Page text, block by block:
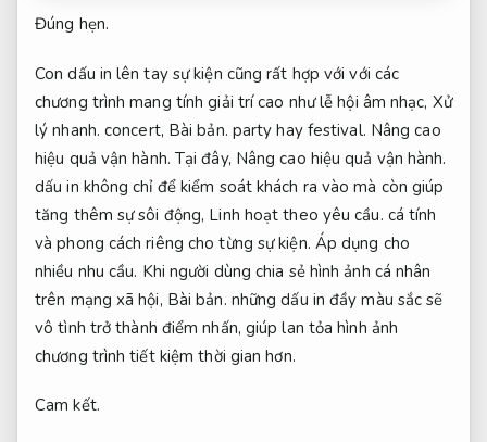
Đúng hẹn.
Con dấu in lên tay sự kiện cũng rất hợp với với các
chương trình mang tính giải trí cao như lễ hội âm nhạc, Xử
lý nhanh. concert, Bài bản. party hay festival. Nâng cao
hiệu quả vận hành. Tại đây, Nâng cao hiệu quả vận hành.
dấu in không chỉ để kiểm soát khách ra vào mà còn giúp
tăng thêm sự sôi động, Linh hoạt theo yêu cầu. cá tính
và phong cách riêng cho từng sự kiện. Áp dụng cho
nhiều nhu cầu. Khi người dùng chia sẻ hình ảnh cá nhân
trên mạng xã hội, Bài bản. những dấu in đầy màu sắc sẽ
vô tình trở thành điểm nhấn, giúp lan tỏa hình ảnh
chương trình tiết kiệm thời gian hơn.
Cam kết.